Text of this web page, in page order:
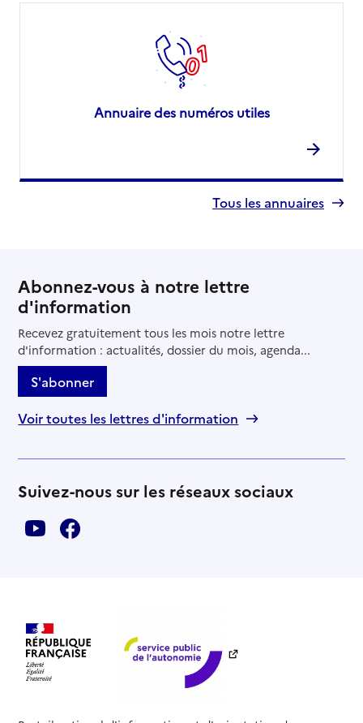
Annuaire des numéros utiles
Tous les annuaires
Abonnez-vous à notre lettre
d'information
Recevez gratuitement tous les mois notre lettre
d'information : actualités, dossier du mois, agenda...
S'abonner
Voir toutes les lettres d'information
Suivez-nous sur les réseaux sociaux